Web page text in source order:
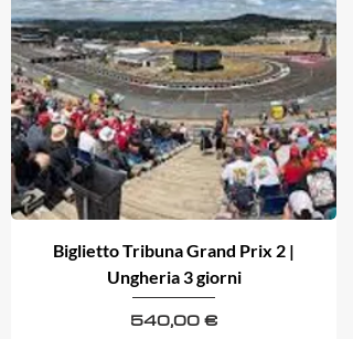
Biglietto Tribuna Grand Prix 2 |
Ungheria 3 giorni
Prezzo
540,00 €